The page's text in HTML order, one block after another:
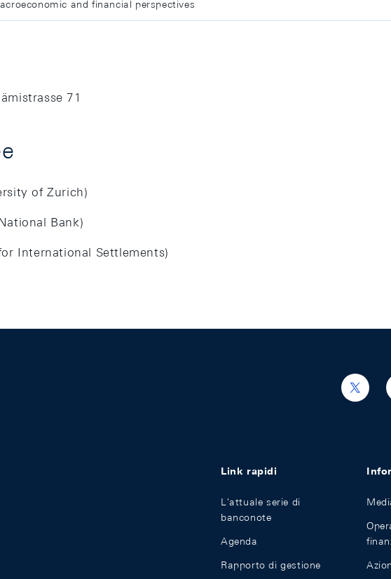
and financial perspectives
71
of Zurich)
Bank)
International Settlements)
Link rapidi
L'attuale serie di
banconote
Agenda
Rapporto di gestione